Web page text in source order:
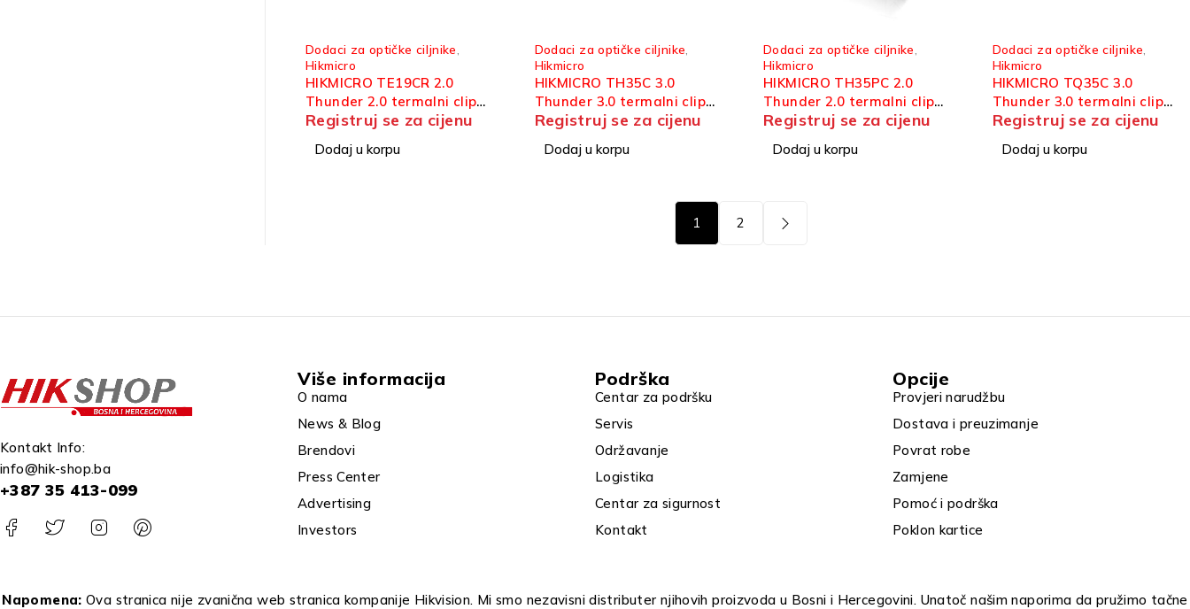
Dodaci za optičke ciljnike
Hikmicro
HIKMICRO TE19CR 2.0
Thunder 2.0 termalni clip-
on dodatak
Registruj se za cijenu
Dodaj u korpu
Dodaci za optičke ciljnike
Hikmicro
HIKMICRO TH35C 3.0
Thunder 3.0 termalni clip-
on dodatak
Registruj se za cijenu
Dodaj u korpu
Dodaci za optičke ciljnike
Hikmicro
HIKMICRO TH35PC 2.0
Thunder 2.0 termalni clip-
on dodatak
Registruj se za cijenu
Dodaj u korpu
Dodaci za optičke ciljnike
Hikmicro
HIKMICRO TQ35C 3.0
Thunder 3.0 termalni clip-
on dodatak
Registruj se za cijenu
Dodaj u korpu
1 2
Kontakt Info:
info@hik-shop.ba
+387 35 413-099
Više informacija
O nama
News & Blog
Brendovi
Press Center
Advertising
Investors
Podrška
Centar za podršku
Servis
Održavanje
Logistika
Centar za sigurnost
Kontakt
Opcije
Provjeri narudžbu
Dostava i preuzimanje
Povrat robe
Zamjene
Pomoć i podrška
Poklon kartice
Napomena: Ova stranica nije zvanična web stranica kompanije Hikvision. Mi smo nezavisni distributer njihovih proizvoda u Bosni i Hercegovini. Unatoč našim naporima da pružimo tačne